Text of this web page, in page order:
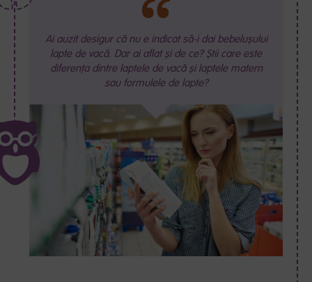
Ai auzit desigur că nu e indicat să-i dai bebelușului
lapte de vacă. Dar ai aflat și de ce? Știi care este
diferența dintre laptele de vacă și laptele matern
sau formulele de lapte?